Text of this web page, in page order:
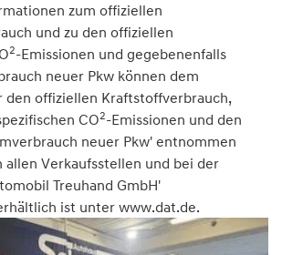
zum offiziellen
und zu den offiziellen
2-Emissionen und gegebenenfalls
neuer Pkw können dem
den offiziellen Kraftstoffverbrauch,
CO2-Emissionen und den
neuer Pkw' entnommen
allen Verkaufsstellen und bei der
Treuhand GmbH'
ist unter www.dat.de.